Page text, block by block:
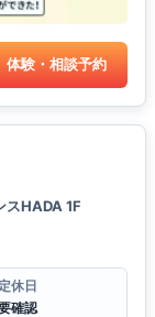
体験・相談予約
スHADA 1F
定休日
確認